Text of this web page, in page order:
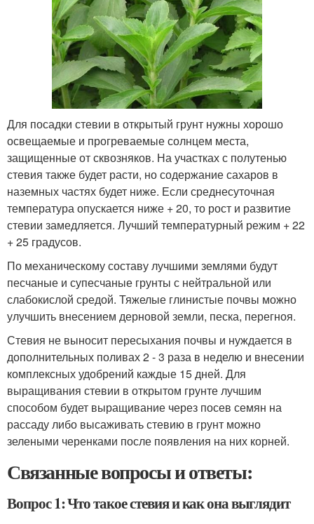
Для посадки стевии в открытый грунт нужны хорошо
освещаемые и прогреваемые солнцем места,
защищенные от сквозняков. На участках с полутенью
стевия также будет расти, но содержание сахаров в
наземных частях будет ниже. Если среднесуточная
температура опускается ниже + 20, то рост и развитие
стевии замедляется. Лучший температурный режим + 22
+ 25 градусов.
По механическому составу лучшими землями будут
песчаные и супесчаные грунты с нейтральной или
слабокислой средой. Тяжелые глинистые почвы можно
улучшить внесением дерновой земли, песка, перегноя.
Стевия не выносит пересыхания почвы и нуждается в
дополнительных поливах 2 - 3 раза в неделю и внесении
комплексных удобрений каждые 15 дней. Для
выращивания стевии в открытом грунте лучшим
способом будет выращивание через посев семян на
рассаду либо высаживать стевию в грунт можно
зелеными черенками после появления на них корней.
Связанные вопросы и ответы:
Вопрос 1: Что такое стевия и как она выглядит